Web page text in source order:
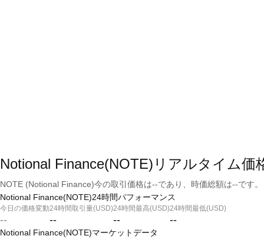
Notional Finance(NOTE)リアルタイム価
NOTE (Notional Finance)今の取引価格は--であり、時価総額は--です。
Notional Finance(NOTE)24時間パフォーマンス
今日の価格変動
--
24時間取引量(USD)
--
24時間最高(USD)
--
24時間最低(USD)
--
Notional Finance(NOTE)マーケットデータ